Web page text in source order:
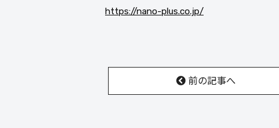
https://nano-plus.co.jp/
前の記事へ